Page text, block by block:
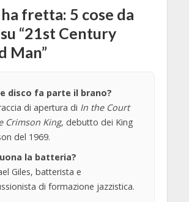
fretta: 5 cose da
“21st Century
Man”
disco fa parte il brano?
di apertura di In the Court
Crimson King, debutto dei King
del 1969.
la batteria?
Giles, batterista e
di formazione jazzistica.